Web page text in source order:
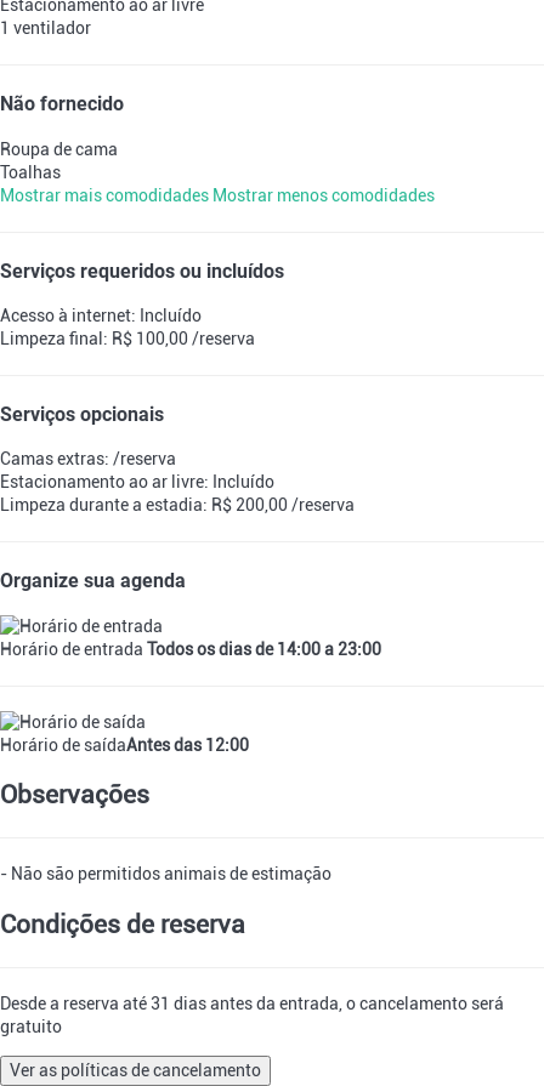
Estacionamento ao ar livre
1 ventilador
Não fornecido
Roupa de cama
Toalhas
Mostrar mais comodidades Mostrar menos comodidades
Serviços requeridos ou incluídos
Acesso à internet: Incluído
Limpeza final: R$ 100,00 /reserva
Serviços opcionais
Camas extras: /reserva
Estacionamento ao ar livre: Incluído
Limpeza durante a estadia: R$ 200,00 /reserva
Organize sua agenda
Horário de entrada Todos os dias de 14:00 a 23:00
Horário de saídaAntes das 12:00
Observações
- Não são permitidos animais de estimação
Condições de reserva
Desde a reserva até 31 dias antes da entrada, o cancelamento será
gratuito
Ver as políticas de cancelamento